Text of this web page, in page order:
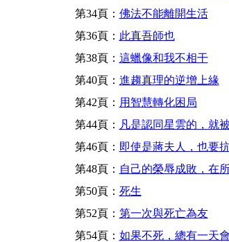
第34頁： 佛法不能離開生活
第36頁： 此真吾師也
第38頁： 這蠟像和我不相干
第40頁： 進趨真理的逆增上緣
第42頁： 用智慧轉化困局
第44頁： 凡是認同星雲的，就
第46頁： 即使是蔣夫人，也要
第48頁： 自己的榮辱成敗，在
第50頁： 死生
第52頁： 第一次與死亡為友
第54頁： 如果不死，總有一天